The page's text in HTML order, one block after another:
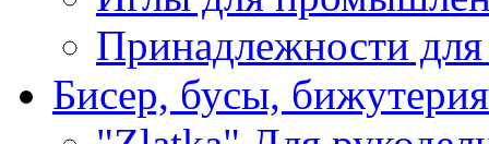
Принадлежности
Бисер, бусы, бижутерия